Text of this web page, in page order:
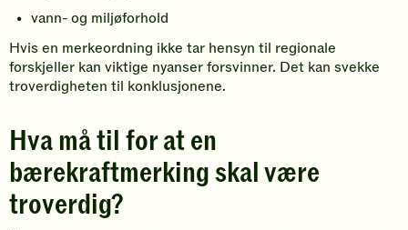
vann- og miljøforhold
Hvis en merkeordning ikke tar hensyn til regionale
forskjeller kan viktige nyanser forsvinner. Det kan svekke
troverdigheten til konklusjonene.
Hva må til for at en
bærekraftmerking skal være
troverdig?